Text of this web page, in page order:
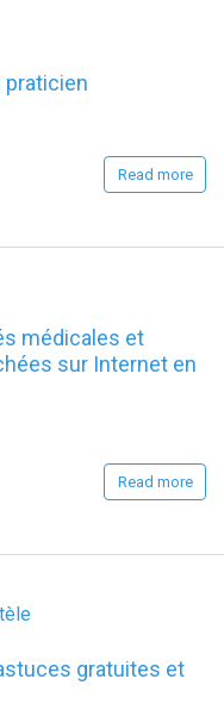
praticien
Read more
médicales et
sur Internet en
Read more
gratuites et